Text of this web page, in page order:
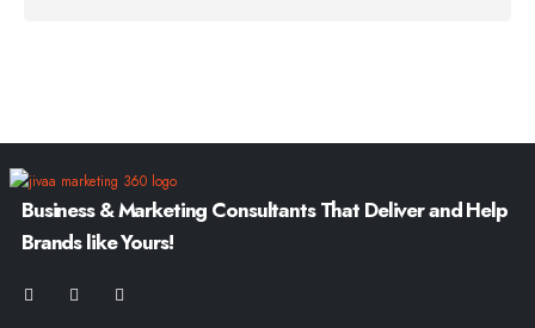
Business & Marketing Consultants That Deliver and Help
Brands like Yours!